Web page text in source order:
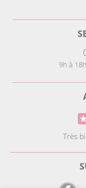
9h à
Très